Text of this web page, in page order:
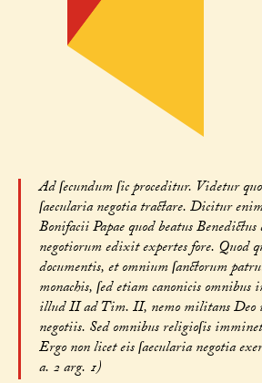
Ad ſecundum ſic proceditur. Videtur
ſaecularia negotia tractare. Dicitur
Bonifacii Papae quod beatus Benedictus
negotiorum edixit expertes fore. Quod
documentis, et omnium ſanctorum
monachis, ſed etiam canonicis omnibus
illud II ad Tim. II, nemo militans Deo
negotiis. Sed omnibus religioſis
Ergo non licet eis ſaecularia negotia
a. 2 arg. 1)